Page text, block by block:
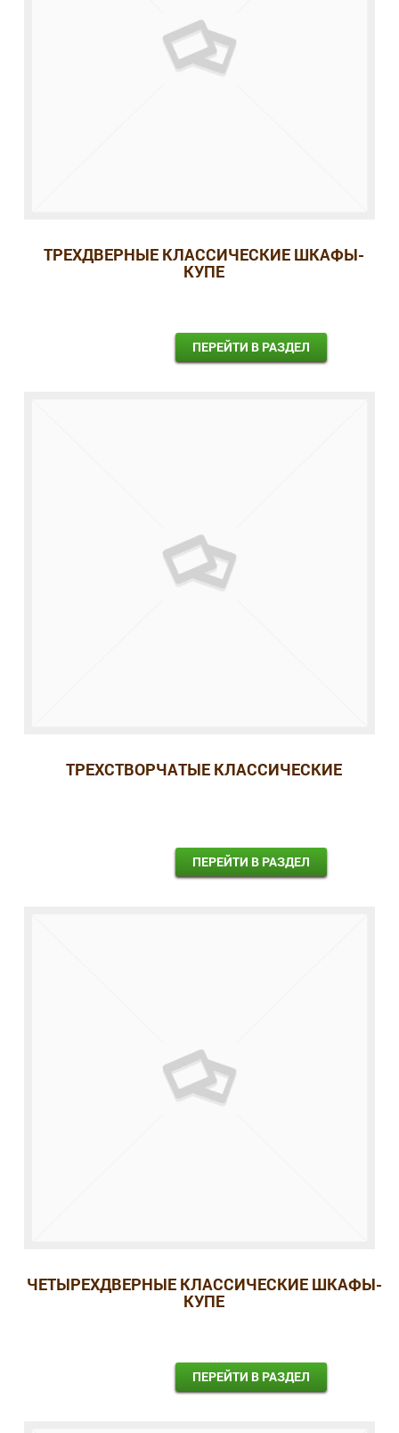
ТРЕХДВЕРНЫЕ КЛАССИЧЕСКИЕ ШКАФЫ-
КУПЕ
ПЕРЕЙТИ В РАЗДЕЛ
ТРЕХСТВОРЧАТЫЕ КЛАССИЧЕСКИЕ
ПЕРЕЙТИ В РАЗДЕЛ
ЧЕТЫРЕХДВЕРНЫЕ КЛАССИЧЕСКИЕ ШКАФЫ-
КУПЕ
ПЕРЕЙТИ В РАЗДЕЛ